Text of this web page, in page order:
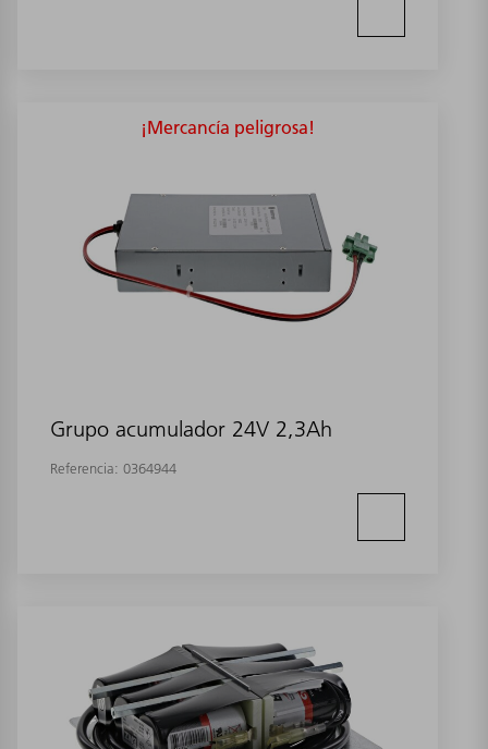
¡Mercancía peligrosa!
Grupo acumulador 24V 2,3Ah
Referencia: 0364944